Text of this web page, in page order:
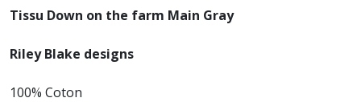
Tissu Down on the farm Main Gray
Riley Blake designs
100% Coton